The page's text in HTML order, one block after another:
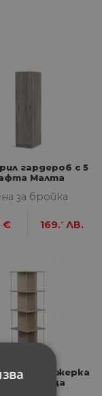
гардероб с 5
Малта
за бройка
€ 169.- ЛВ.
се етажерка
с колелца